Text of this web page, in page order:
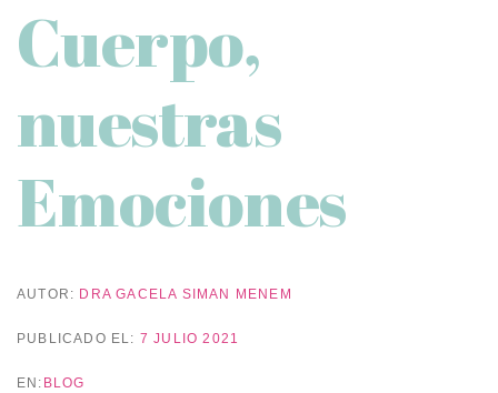
Cuerpo,
nuestras
Emociones
AUTOR: DRA GACELA SIMAN MENEM
PUBLICADO EL: 7 JULIO 2021
EN: BLOG